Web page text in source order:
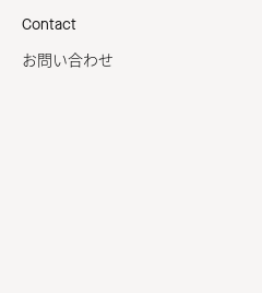
Contact
お問い合わせ